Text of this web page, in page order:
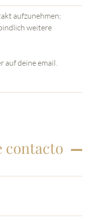
aufzunehmen;
weitere
auf deine email.
contacto